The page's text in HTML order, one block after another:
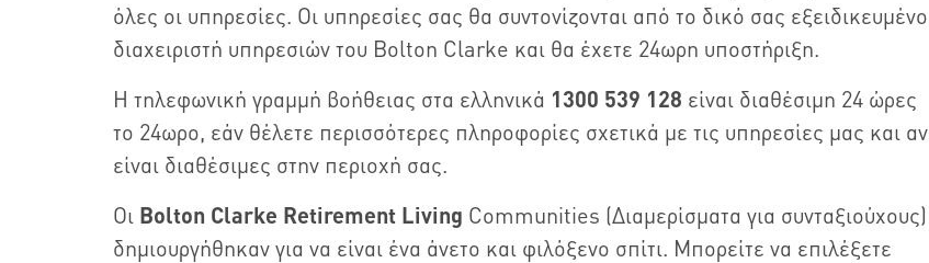
όλες οι υπηρεσίες. Οι υπηρεσίες σας θα συντονίζονται από το δικό σας εξειδικευμένο
διαχειριστή υπηρεσιών του Bolton Clarke και θα έχετε 24ωρη υποστήριξη.
Η τηλεφωνική γραμμή βοήθειας στα ελληνικά 1300 539 128 είναι διαθέσιμη 24 ώρες
το 24ωρο, εάν θέλετε περισσότερες πληροφορίες σχετικά με τις υπηρεσίες μας και αν
είναι διαθέσιμες στην περιοχή σας.
Οι Bolton Clarke Retirement Living Communities (Διαμερίσματα για συνταξιούχους)
δημιουργήθηκαν για να είναι ένα άνετο και φιλόξενο σπίτι. Μπορείτε να επιλέξετε